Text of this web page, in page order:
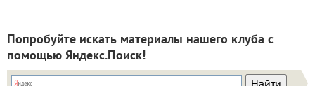
Попробуйте искать материалы нашего клуба с
помощью Яндекс.Поиск!